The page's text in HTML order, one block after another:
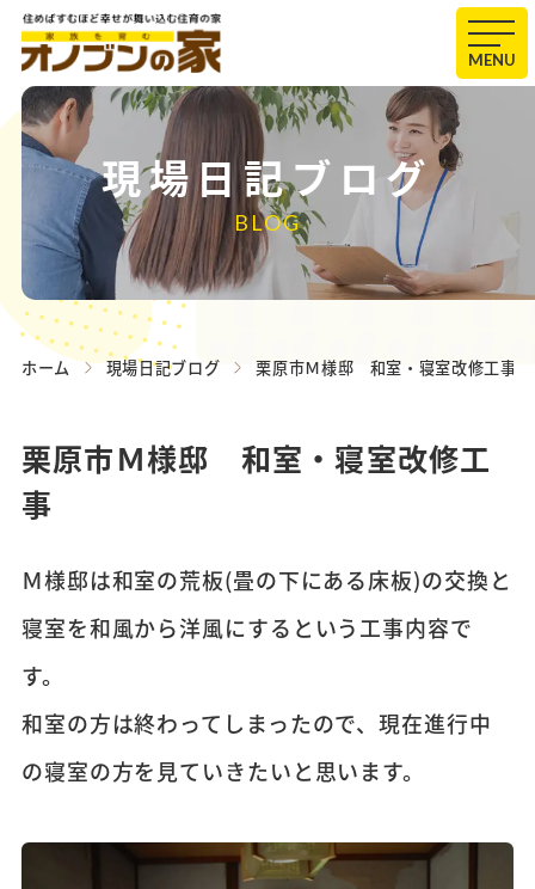
MENU
現場日記ブログ
BLOG
ホーム 現場日記ブログ 栗原市Ｍ様邸 和室・寝室改修工事
栗原市Ｍ様邸 和室・寝室改修工
事
Ｍ様邸は和室の荒板(畳の下にある床板)の交換と
寝室を和風から洋風にするという工事内容で
す。
和室の方は終わってしまったので、現在進行中
の寝室の方を見ていきたいと思います。